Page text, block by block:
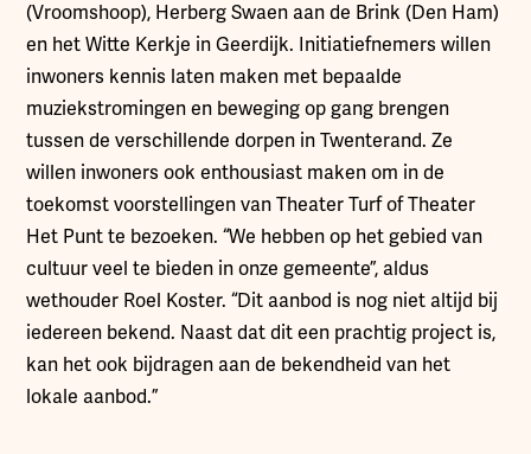
(Vroomshoop), Herberg Swaen aan de Brink (Den Ham)
en het Witte Kerkje in Geerdijk. Initiatiefnemers willen
inwoners kennis laten maken met bepaalde
muziekstromingen en beweging op gang brengen
tussen de verschillende dorpen in Twenterand. Ze
willen inwoners ook enthousiast maken om in de
toekomst voorstellingen van Theater Turf of Theater
Het Punt te bezoeken. “We hebben op het gebied van
cultuur veel te bieden in onze gemeente”, aldus
wethouder Roel Koster. “Dit aanbod is nog niet altijd bij
iedereen bekend. Naast dat dit een prachtig project is,
kan het ook bijdragen aan de bekendheid van het
lokale aanbod.”